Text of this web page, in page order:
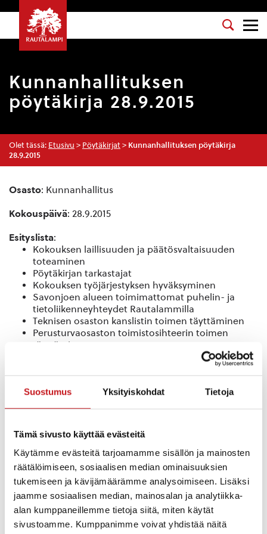
Suostumus Yksityiskohdat Tietoja
Tämä sivusto käyttää evästeitä
Käytämme evästeitä tarjoamamme sisällön ja mainosten
räätälöimiseen, sosiaalisen median ominaisuuksien
tukemiseen ja kävijämäärämme analysoimiseen. Lisäksi
jaamme sosiaalisen median, mainosalan ja analytiikka-
alan kumppaneillemme tietoja siitä, miten käytät
sivustoamme. Kumppanimme voivat yhdistää näitä
Kunnanhallituksen
pöytäkirja 28.9.2015
Olet tässä: Etusivu > Pöytäkirjat > Kunnanhallituksen pöytäkirja
28.9.2015
Osasto: Kunnanhallitus
Kokouspäivä: 28.9.2015
Esityslista:
Kokouksen laillisuuden ja päätösvaltaisuuden
toteaminen
Pöytäkirjan tarkastajat
Kokouksen työjärjestyksen hyväksyminen
Savonjoen alueen toimimattomat puhelin- ja
tietoliikenneyhteydet Rautalammilla
Teknisen osaston kanslistin toimen täyttäminen
Perusturvaosaston toimistosihteerin toimen
täyttäminen
Hallintojohtajan eronpyyntö virasta 30.11.2015
Rautalammin kunnan esityksiä hallitusohjelman
Rautalammin kunnan lausunto ns. kunta- ja
palvelurakenneuudistuk-sesta annetussa laissa
säädettyjen velvoitteiden soveltamisesta anne-tun
lain muuttamisesta
Pakolaiskoordinaattorin ja pakolaisohjaajan
määräaikaisten toimien perustaminen
Yhteenveto valtuustoseminaarin tuloksista
31.8.-1.9.2015 strategista talousarvion ja
taloussuunnitelman valmistelua varten